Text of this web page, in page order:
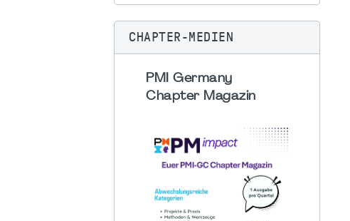
CHAPTER-MEDIEN
PMI Germany
Chapter Magazin